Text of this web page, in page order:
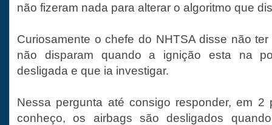
não fizeram nada para alterar o algoritmo que
Curiosamente o chefe do NHTSA disse não
não disparam quando a ignição esta na
desligada e que ia investigar.
Nessa pergunta até consigo responder, em
conheço, os airbags são desligados